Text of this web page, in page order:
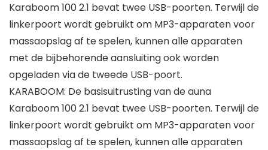
Karaboom 100 2.1 bevat twee USB-poorten. Terwijl de
linkerpoort wordt gebruikt om MP3-apparaten voor
massaopslag af te spelen, kunnen alle apparaten
met de bijbehorende aansluiting ook worden
opgeladen via de tweede USB-poort.
KARABOOM: De basisuitrusting van de auna
Karaboom 100 2.1 bevat twee USB-poorten. Terwijl de
linkerpoort wordt gebruikt om MP3-apparaten voor
massaopslag af te spelen, kunnen alle apparaten